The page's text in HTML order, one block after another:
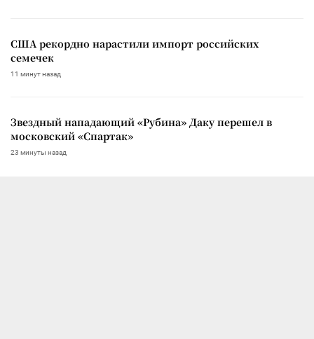
США рекордно нарастили импорт российских
семечек
11 минут назад
Звездный нападающий «Рубина» Даку перешел в
московский «Спартак»
23 минуты назад